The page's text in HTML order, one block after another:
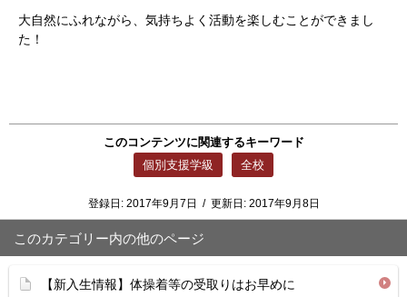
大自然にふれながら、気持ちよく活動を楽しむことができまし
た！
このコンテンツに関連するキーワード
個別支援学級
全校
登録日: 2017年9月7日 / 更新日: 2017年9月8日
このカテゴリー内の他のページ
【新入生情報】体操着等の受取りはお早めに